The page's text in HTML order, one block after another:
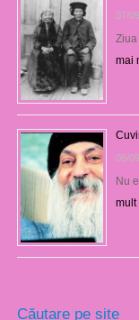
07/
Ziua
mai
06/
Nu
mult
Căutare pe site